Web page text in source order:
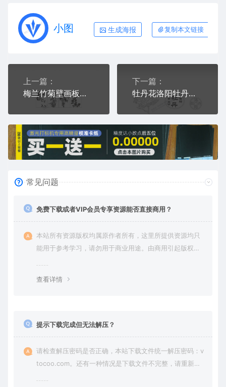
小图 生成海报 复制本文链接
上一篇：
梅兰竹菊壁画板画梅花兰花竹子菊花AI8.0矢量图激光打标专用激光打标机
下一篇：
牡丹花洛阳牡丹甲天下洛阳牡丹铜钱钱币鲜花AI激光打标机矢量图文档
常见问题
免费下载或者VIP会员专享资源能否直接商用？
本站所有资源版权均属原作者所有，这里所提供资源均只
能用于参考学习，请勿用于商业用途。由商用引起版权纠
查看详情
提示下载完成但无法解压？
请检查解压密码是否正确，本站下载文件统一解压密码：v
tocoo.com。还有一种情况是下载文件不完整，请重新下